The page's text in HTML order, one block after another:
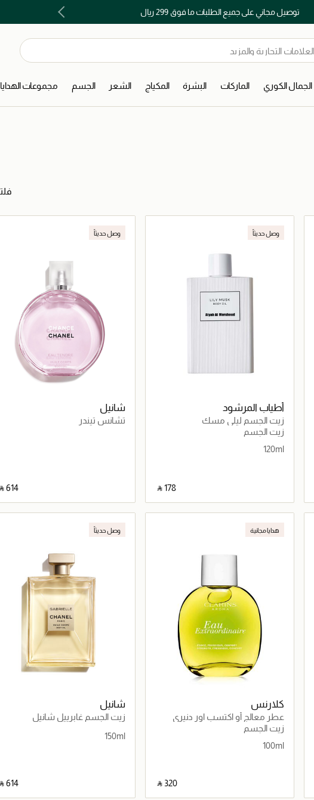
توصيل مجاني على جميع الطلبات ما فوق 299 ريال
الجمال الكوري الماركات البشرة المكياج الشعر الجسم مجموعات الهدايا
وصل حديثاً
أطياب المرشود
زيت الجسم ليلي مسك
زيت الجسم
120ml
‎ ⃁ ⁦178⁩ ‎
جاري تحميل التفاصيل
وصل حديثاً
شانيل
تشانس تيندر
⁦614⁩
جاري تحميل التفاصيل
هدايا مجانية
كلارنس
عطر معالج أو اكتسب اور دنيري
100مل
زيت الجسم
100ml
‎ ⃁ ⁦320⁩ ‎
وصل حديثاً
شانيل
زيت الجسم غابرييل شانيل
150ml
⁦614⁩